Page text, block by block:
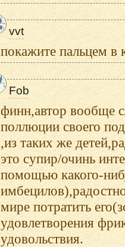
vvt
покажите пальцем в
Fob
финн,автор вообще
поллюции своего
,из таких же
это супир/очинь
помощью какого-
мире потратить
удовлетворения
удовольствия.